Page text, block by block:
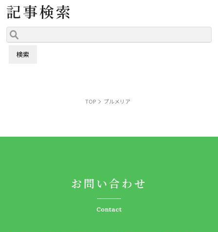
記事検索
TOP プルメリア
お問い合わせ
Contact